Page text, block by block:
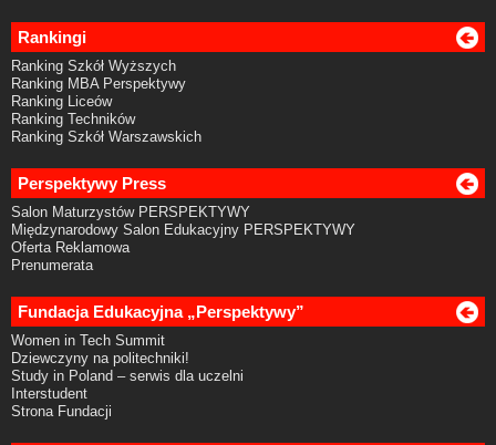
Rankingi
Ranking Szkół Wyższych
Ranking MBA Perspektywy
Ranking Liceów
Ranking Techników
Ranking Szkół Warszawskich
Perspektywy Press
Salon Maturzystów PERSPEKTYWY
Międzynarodowy Salon Edukacyjny PERSPEKTYWY
Oferta Reklamowa
Prenumerata
Fundacja Edukacyjna „Perspektywy”
Women in Tech Summit
Dziewczyny na politechniki!
Study in Poland – serwis dla uczelni
Interstudent
Strona Fundacji